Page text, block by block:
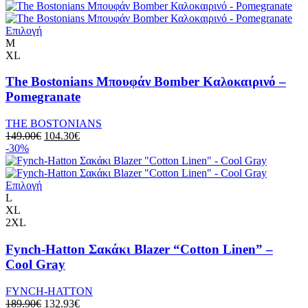
στη
σελίδα
του
was:
215.00€.
τιμή
είναι:
ΕπιλογήΑυτό
πολλαπλές
παραλλαγές.
Οι
μπορούν
να
στη
σελίδα
του
M
XL
The Bostonians Μπουφάν Bomber Καλοκαιρινό –
Pomegranate
THE BOSTONIANS
149.00€ Original
was:
149.00€.
104.30€Η
τιμή
είναι:
-30%
ΕπιλογήΑυτό
παραλλαγές.
Οι
επιλογές
να
L
XL
2XL
Fynch-Hatton Σακάκι Blazer “Cotton Linen” –
Cool Gray
FYNCH-HATTON
189.90€ Original
132.93€Η